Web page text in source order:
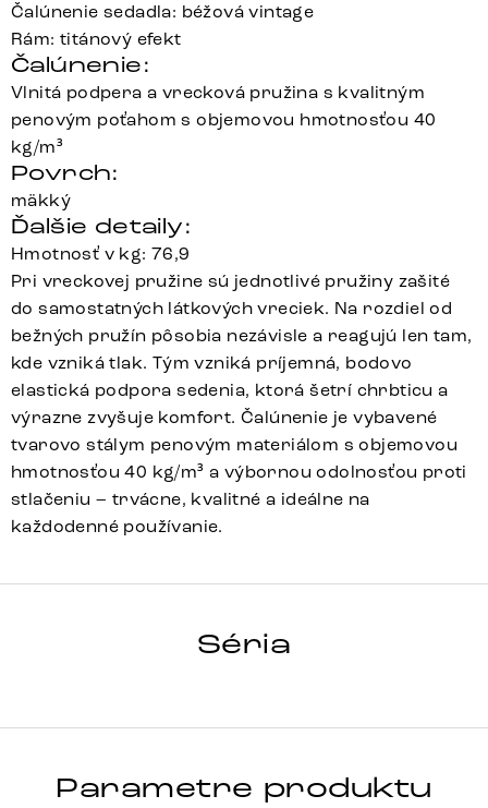
Čalúnenie sedadla: béžová vintage
Rám: titánový efekt
Čalúnenie:
Vlnitá podpera a vrecková pružina s kvalitným
penovým poťahom s objemovou hmotnosťou 40
kg/m³
Povrch:
mäkký
Ďalšie detaily:
Hmotnosť v kg: 76,9
Pri vreckovej pružine sú jednotlivé pružiny zašité
do samostatných látkových vreciek. Na rozdiel od
bežných pružín pôsobia nezávisle a reagujú len tam,
kde vzniká tlak. Tým vzniká príjemná, bodovo
elastická podpora sedenia, ktorá šetrí chrbticu a
výrazne zvyšuje komfort. Čalúnenie je vybavené
tvarovo stálym penovým materiálom s objemovou
hmotnosťou 40 kg/m³ a výbornou odolnosťou proti
stlačeniu – trvácne, kvalitné a ideálne na
každodenné používanie.
Séria
TAYA-FLEX
Parametre produktu